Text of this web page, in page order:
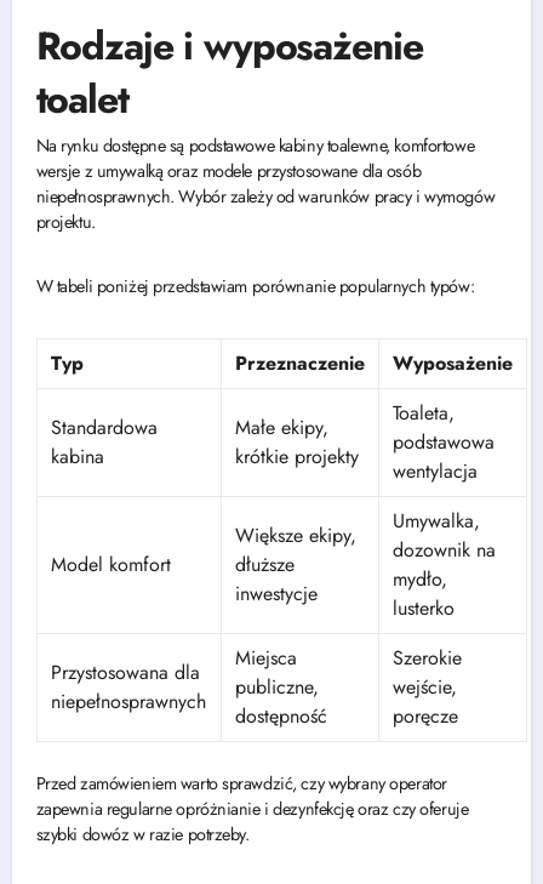
Rodzaje i wyposażenie
toalet
Na rynku dostępne są podstawowe kabiny toalewne, komfortowe
wersje z umywalką oraz modele przystosowane dla osób
niepełnosprawnych. Wybór zależy od warunków pracy i wymogów
projektu.
W tabeli poniżej przedstawiam porównanie popularnych typów:
Typ Przeznaczenie Wyposażenie
Standardowa
kabina
Małe ekipy,
krótkie projekty
Toaleta,
podstawowa
wentylacja
Model komfort
Większe ekipy,
dłuższe
inwestycje
Umywalka,
dozownik na
mydło,
lusterko
Przystosowana dla
niepełnosprawnych
Miejsca
publiczne,
dostępność
Szerokie
wejście,
poręcze
Przed zamówieniem warto sprawdzić, czy wybrany operator
zapewnia regularne opróżnianie i dezynfekcję oraz czy oferuje
szybki dowóz w razie potrzeby.